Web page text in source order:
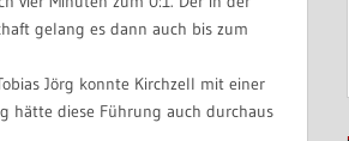
gelang es dann auch bis zum
Jörg konnte Kirchzell mit einer
hätte diese Führung auch durchaus